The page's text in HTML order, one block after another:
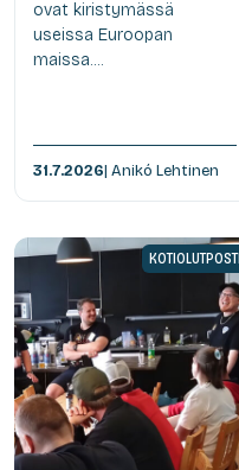
ovat kiristymässä
useissa Euroopan
maissa....
31.7.2026| Anikó Lehtinen
KOTIOLUTPOSTI